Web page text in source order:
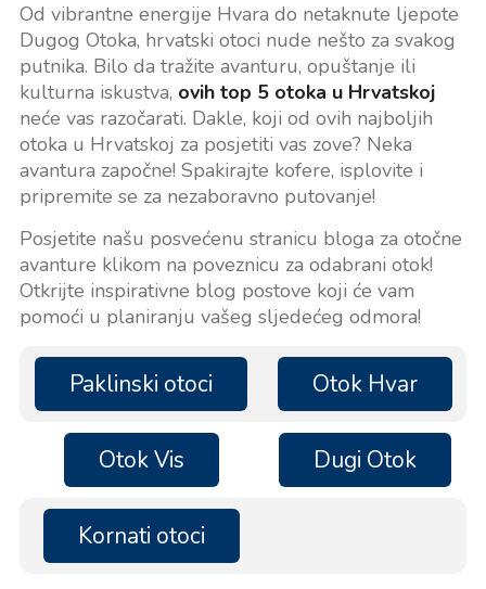
Od vibrantne energije Hvara do netaknute ljepote
Dugog Otoka, hrvatski otoci nude nešto za svakog
putnika. Bilo da tražite avanturu, opuštanje ili
kulturna iskustva, ovih top 5 otoka u Hrvatskoj
neće vas razočarati. Dakle, koji od ovih najboljih
otoka u Hrvatskoj za posjetiti vas zove? Neka
avantura započne! Spakirajte kofere, isplovite i
pripremite se za nezaboravno putovanje!
Posjetite našu posvećenu stranicu bloga za otočne
avanture klikom na poveznicu za odabrani otok!
Otkrijte inspirativne blog postove koji će vam
pomoći u planiranju vašeg sljedećeg odmora!
Paklinski otoci Otok Hvar
Otok Vis Dugi Otok
Kornati otoci